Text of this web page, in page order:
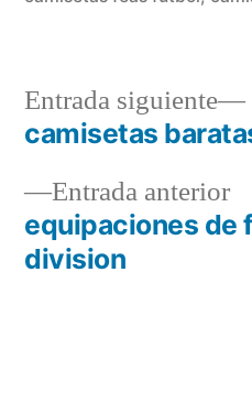
Navegación
de
entradas
Entrada anterior
equipaciones de
division
Entrada siguiente
camisetas